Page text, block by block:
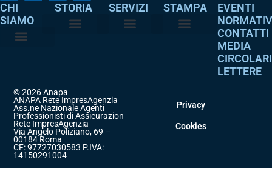
CHI
SIAMO
STORIA SERVIZI STAMPA
EVENTI
CONTATTI
MEDIA
CIRCOLARI
LETTERE
© 2026 Anapa
ANAPA Rete ImpresAgenzia
Ass.ne Nazionale Agenti
Professionisti di Assicurazione
Rete ImpresAgenzia
Via Angelo Poliziano, 69 –
00184 Roma
CF: 97727030583 P.IVA:
14150291004
Privacy
Cookies